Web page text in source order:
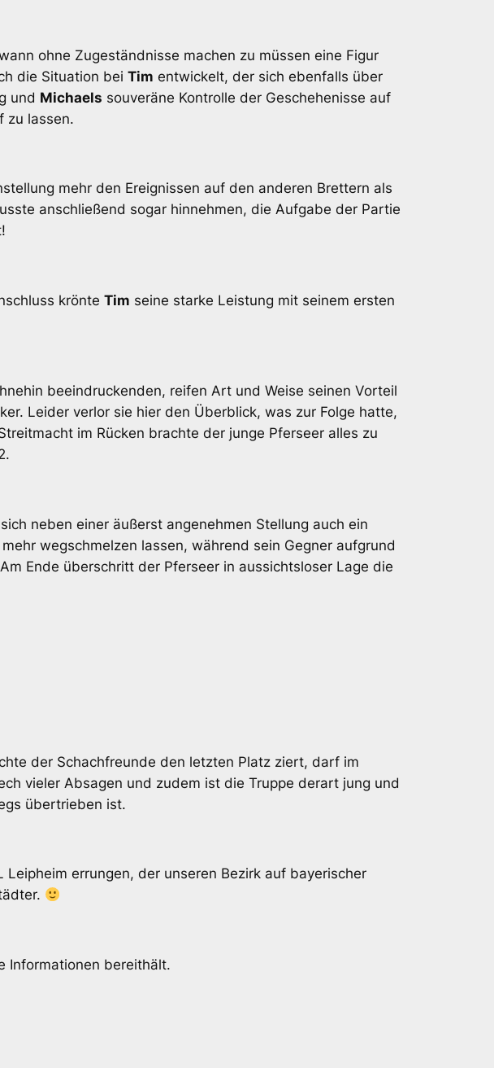
ohne Zugeständnisse machen zu müssen eine Figur
die Situation bei Tim entwickelt, der sich ebenfalls über
und Michaels souveräne Kontrolle der Geschehenisse auf
zu lassen.
mehr den Ereignissen auf den anderen Brettern als
anschließend sogar hinnehmen, die Aufgabe der Partie
krönte Tim seine starke Leistung mit seinem ersten
beeindruckenden, reifen Art und Weise seinen Vorteil
Leider verlor sie hier den Überblick, was zur Folge hatte,
im Rücken brachte der junge Pferseer alles zu
neben einer äußerst angenehmen Stellung auch ein
wegschmelzen lassen, während sein Gegner aufgrund
Ende überschritt der Pferseer in aussichtsloser Lage die
der Schachfreunde den letzten Platz ziert, darf im
vieler Absagen und zudem ist die Truppe derart jung und
übertrieben ist.
errungen, der unseren Bezirk auf bayerischer
Informationen bereithält.